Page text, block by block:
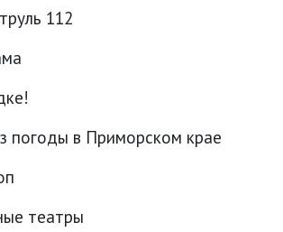
112
погоды в Приморском крае
театры